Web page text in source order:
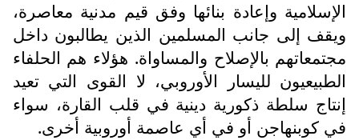
الإسلامية وإعادة بنائها وفق قيم مدنية معاصرة،
ويقف إلى جانب المسلمين الذين يطالبون داخل
مجتمعاتهم بالإصلاح والمساواة. هؤلاء هم الحلفاء
الطبيعيون لليسار الأوروبي، لا القوى التي تعيد
إنتاج سلطة ذكورية دينية في قلب القارة، سواء
في كوبنهاجن أو في أي عاصمة أوروبية أخرى.